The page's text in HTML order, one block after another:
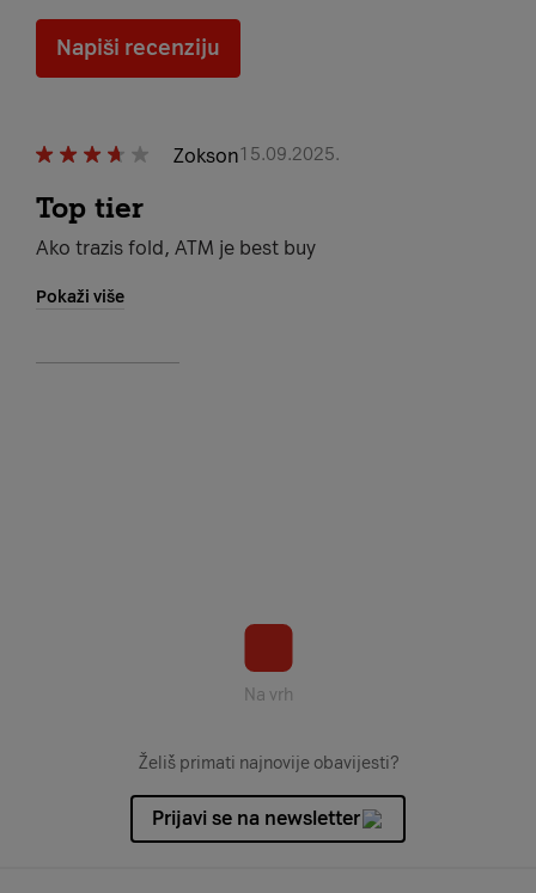
Napiši recenziju
Zokson15.09.2025.
Top tier
Ako trazis fold, ATM je best buy
Pokaži više
Na vrh
Želiš primati najnovije obavijesti?
Prijavi se na newsletter